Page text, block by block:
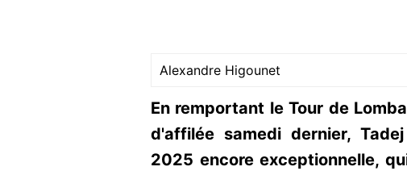
Alexandre Higounet
En remportant le Tour de
d'affilée samedi dernier,
2025 encore exceptionnelle,